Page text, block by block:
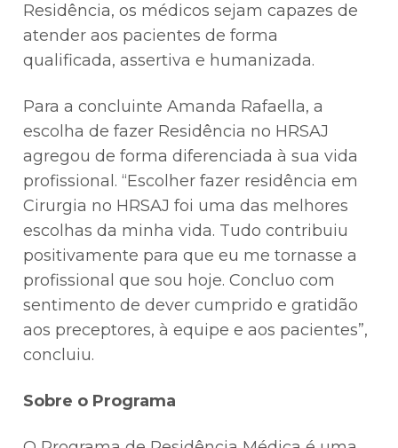
Residência, os médicos sejam capazes de
atender aos pacientes de forma
qualificada, assertiva e humanizada.
Para a concluinte Amanda Rafaella, a
escolha de fazer Residência no HRSAJ
agregou de forma diferenciada à sua vida
profissional. “Escolher fazer residência em
Cirurgia no HRSAJ foi uma das melhores
escolhas da minha vida. Tudo contribuiu
positivamente para que eu me tornasse a
profissional que sou hoje. Concluo com
sentimento de dever cumprido e gratidão
aos preceptores, à equipe e aos pacientes”,
concluiu.
Sobre o Programa